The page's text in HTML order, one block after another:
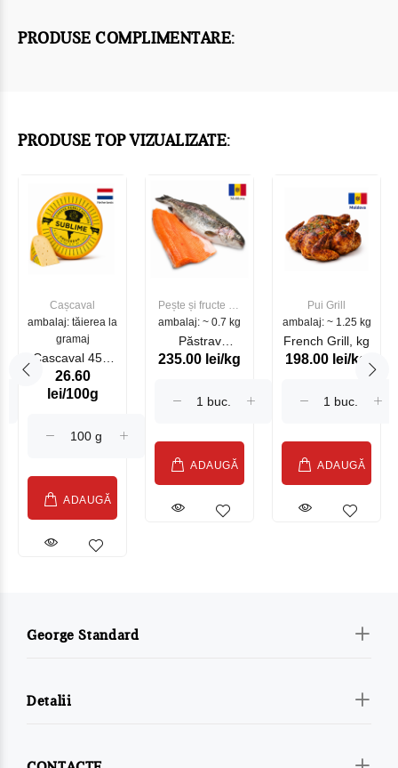
PRODUSE COMPLIMENTARE:
PRODUSE TOP VIZUALIZATE:
Cașcaval
ambalaj: tăierea la
gramaj
Cascaval 45%
Maasdam
Sublime Cow
26.60
lei/100g
ADAUGĂ
Pește și fructe de
mare
ambalaj: ~ 0.7 kg
Păstrav
Somonat
235.00 lei/kg
ADAUGĂ
Pui Grill
ambalaj: ~ 1.25 kg
French Grill, kg
198.00 lei/kg
ADAUGĂ
George Standard
Detalii